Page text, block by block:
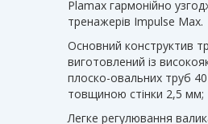
Plamax гармонійно
тренажерів Impulse Max.
Основний конструктив
виготовлений із
плоско-овальних труб
товщиною стінки 2,5 мм;
Легке регулювання